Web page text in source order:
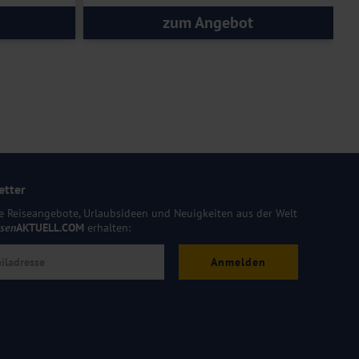
zum Angebot
Reiseangebote, Urlaubsideen und Neuigkeiten aus der Welt
AKTUELL.COM erhalten:
Anmelden